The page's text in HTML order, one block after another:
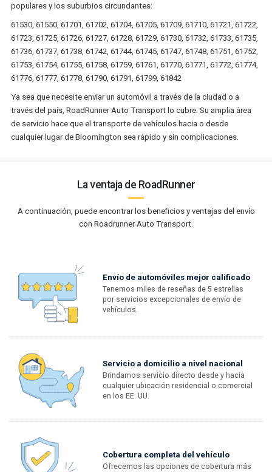
populares y los suburbios circundantes:
61530, 61550, 61701, 61702, 61704, 61705, 61709, 61710, 61721, 61722,
61723, 61725, 61726, 61727, 61728, 61729, 61730, 61732, 61733, 61735,
61736, 61737, 61738, 61742, 61744, 61745, 61747, 61748, 61751, 61752,
61753, 61754, 61755, 61758, 61759, 61761, 61770, 61771, 61772, 61774,
61776, 61777, 61778, 61790, 61791, 61799, 61842
Ya sea que necesite enviar un automóvil a través de la ciudad o a
través del país, RoadRunner Auto Transport lo cubre. Su amplia área
de servicio hace que el transporte de vehículos hacia o desde
cualquier lugar de Bloomington sea rápido y sin complicaciones.
La ventaja de RoadRunner
A continuación, puede encontrar los beneficios y ventajas del envío
con Roadrunner Auto Transport.
Envío de automóviles mejor calificado
Tenemos miles de reseñas de 5 estrellas
por servicios excepcionales de envío de
vehículos.
Servicio a domicilio a nivel nacional
Brindamos servicio directo desde y hacia
cualquier ubicación residencial o comercial
en los EE. UU.
Cobertura completa del vehículo
Ofrecemos las opciones de cobertura más